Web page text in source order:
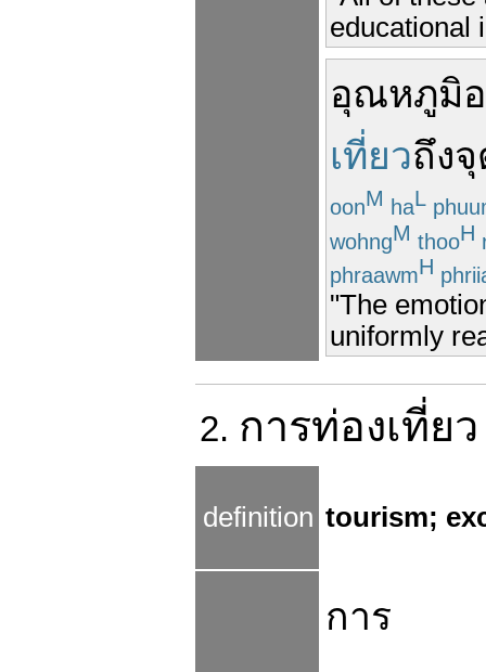
educational
อุณหภูมิ
เที่ยวถึง
oonM haL
wohngM thooH
phraawmH
"The
uniformly
2. การท่องเที่ยว
definition tourism;
การ